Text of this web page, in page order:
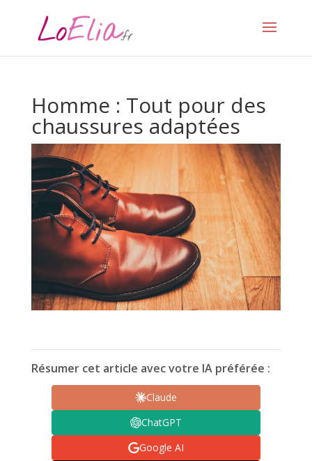
Homme : Tout pour des
chaussures adaptées
Résumer cet article avec votre IA préférée :
Claude
ChatGPT
Google AI